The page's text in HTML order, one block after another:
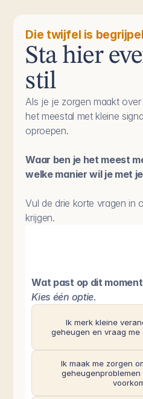
Die twijfel is
Sta hier
stil
Als je je zorgen maakt
het meestal met kleine
oproepen.
Waar ben je het meest
welke manier wil je met
Vul de drie korte vragen in
krijgen.
Wat past op dit
Kies één optie.
Ik merk kleine
geheugen en vraag
Ik maak me zorgen
geheugenproblemen